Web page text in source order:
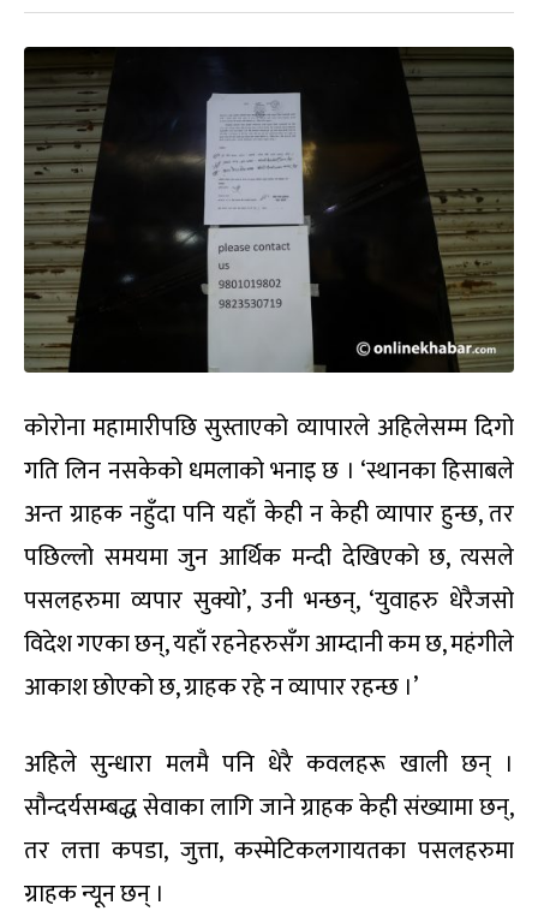
कोरोना महामारीपछि सुस्ताएको व्यापारले अहिलेसम्म दिगो
गति लिन नसकेको धमलाको भनाइ छ । ‘स्थानका हिसाबले
अन्त ग्राहक नहुँदा पनि यहाँ केही न केही व्यापार हुन्छ, तर
पछिल्लो समयमा जुन आर्थिक मन्दी देखिएको छ, त्यसले
पसलहरुमा व्यपार सुक्यो’, उनी भन्छन्, ‘युवाहरु धेरैजसो
विदेश गएका छन्, यहाँ रहनेहरुसँग आम्दानी कम छ, महंगीले
आकाश छोएको छ, ग्राहक रहे न व्यापार रहन्छ ।’
अहिले सुन्धारा मलमै पनि धेरै कवलहरू खाली छन् ।
सौन्दर्यसम्बद्ध सेवाका लागि जाने ग्राहक केही संख्यामा छन्,
तर लत्ता कपडा, जुत्ता, कस्मेटिकलगायतका पसलहरुमा
ग्राहक न्यून छन् ।